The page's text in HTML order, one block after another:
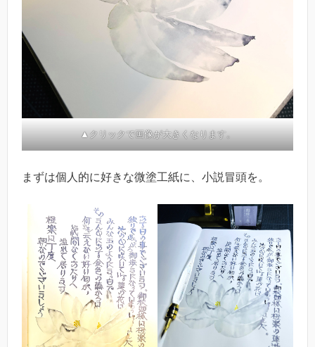
▲クリックで画像が大きくなります。
まずは個人的に好きな微塗工紙に、小説冒頭を。